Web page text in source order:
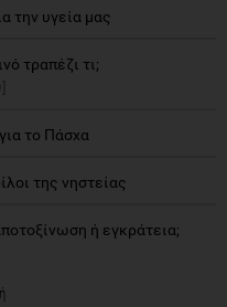
την υγεία μας
τραπέζι τι;
το Πάσχα
της νηστείας
ή εγκράτεια;